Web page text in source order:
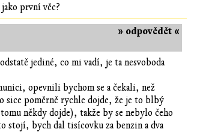
první věc?
» odpovědět «
jediné, co mi vadí, je ta nesvoboda
opevnili bychom se a čekali, než
poměrně rychle dojde, že je to blbý
někdy dojde), takže by se nebylo čeho
stojí, bych dal tisícovku za benzin a dva